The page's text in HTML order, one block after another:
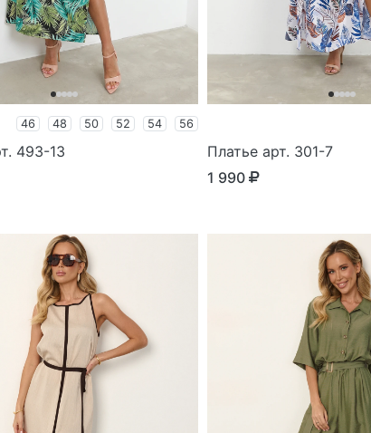
46 48 50 52 54 56
493-13
Платье арт. 301-7
1 990